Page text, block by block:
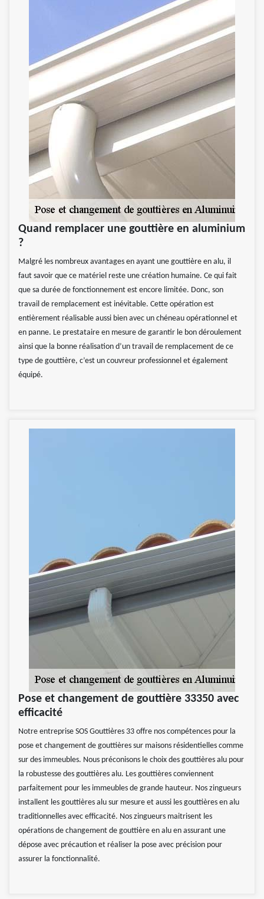
Quand remplacer une gouttière en aluminium
?
Malgré les nombreux avantages en ayant une gouttière en alu, il
faut savoir que ce matériel reste une création humaine. Ce qui fait
que sa durée de fonctionnement est encore limitée. Donc, son
travail de remplacement est inévitable. Cette opération est
entièrement réalisable aussi bien avec un chéneau opérationnel et
en panne. Le prestataire en mesure de garantir le bon déroulement
ainsi que la bonne réalisation d’un travail de remplacement de ce
type de gouttière, c’est un couvreur professionnel et également
équipé.
Pose et changement de gouttière 33350 avec
efficacité
Notre entreprise SOS Gouttières 33 offre nos compétences pour la
pose et changement de gouttières sur maisons résidentielles comme
sur des immeubles. Nous préconisons le choix des gouttières alu pour
la robustesse des gouttières alu. Les gouttières conviennent
parfaitement pour les immeubles de grande hauteur. Nos zingueurs
installent les gouttières alu sur mesure et aussi les gouttières en alu
traditionnelles avec efficacité. Nos zingueurs maitrisent les
opérations de changement de gouttière en alu en assurant une
dépose avec précaution et réaliser la pose avec précision pour
assurer la fonctionnalité.